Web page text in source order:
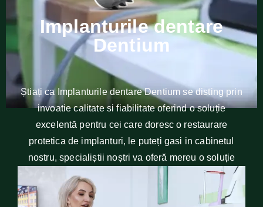
Implanturile dentare
Dentium
Știați ca Implanturile dentare Dentium se disting prin
invoatie calitate si fiabilitate oferind o soluție
excelentă pentru cei care doresc o restaurare
protetica de implanturi, le puteți gasi in cabinetul
nostru, specialiștii noștri va oferă mereu o soluție